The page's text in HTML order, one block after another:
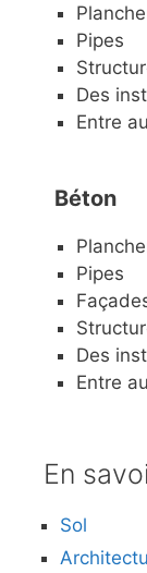
Pipes
Des
Entre
Béton
Pipes
Des
Entre
En
Sol